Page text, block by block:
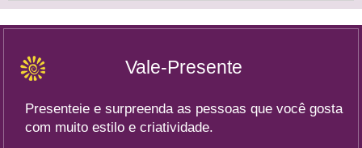
Vale-Presente
Presenteie e surpreenda as pessoas que você gosta
com muito estilo e criatividade.